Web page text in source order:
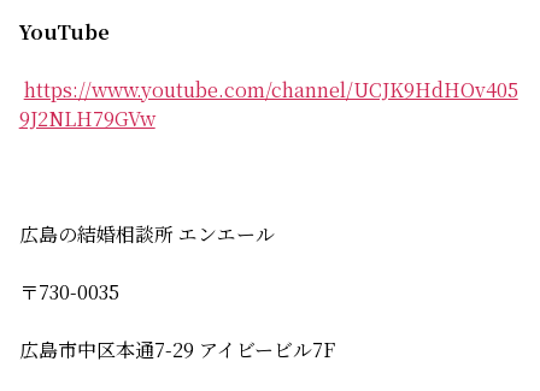
YouTube
https://www.youtube.com/channel/UCJK9HdHOv405
9J2NLH79GVw
広島の結婚相談所 エンエール
〒730-0035
広島市中区本通7-29 アイビービル7F